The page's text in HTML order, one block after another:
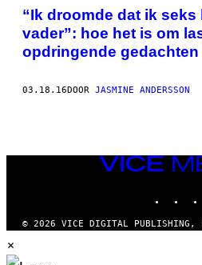
“Ik droomde dat ik seks
vader”: hoe het is om
opdringende gedachten
03.18.16DOOR JASMINE ANDERSSON
VICE
MEDIA
© 2026 VICE DIGITAL PUBLISHING,
×